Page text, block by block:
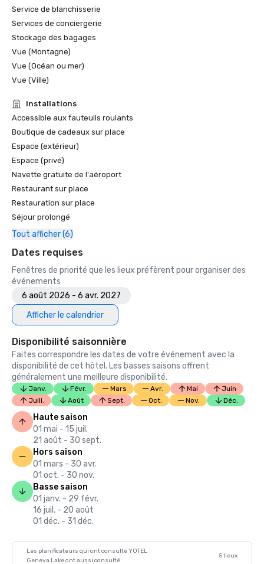
Service de blanchisserie
Services de conciergerie
Stockage des bagages
Vue (Montagne)
Vue (Océan ou mer)
Vue (Ville)
Installations
Accessible aux fauteuils roulants
Boutique de cadeaux sur place
Espace (extérieur)
Espace (privé)
Navette gratuite de l'aéroport
Restaurant sur place
Restauration sur place
Séjour prolongé
Tout afficher (6)
Dates requises
Fenêtres de priorité que les lieux préfèrent pour organiser des
événements
6 août 2026 - 6 avr. 2027
Afficher le calendrier
Disponibilité saisonnière
Faites correspondre les dates de votre événement avec la
disponibilité de cet hôtel. Les basses saisons offrent
généralement une meilleure disponibilité.
Janv. Févr. Mars Avr. Mai
Juin
Juill.
Août Sept. Oct. Nov. Déc.
Haute saison
01 mai - 15 juil.
21 août - 30 sept.
Hors saison
01 mars - 30 avr.
01 oct. - 30 nov.
Basse saison
01 janv. - 29 févr.
16 juil. - 20 août
01 déc. - 31 déc.
Les planificateurs qui ont consulté YOTEL
Geneva Lake ont aussi consulté
5 lieux